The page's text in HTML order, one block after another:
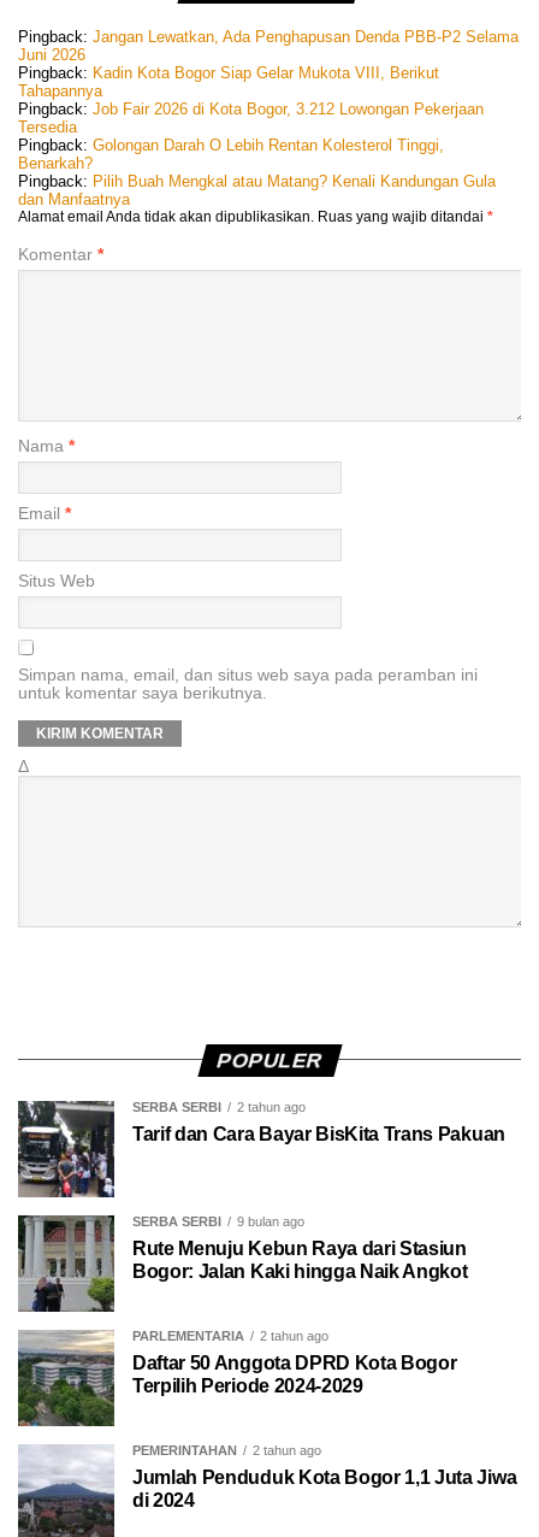
Pingback: Jangan Lewatkan, Ada Penghapusan Denda PBB-P2 Selama
Juni 2026
Pingback: Kadin Kota Bogor Siap Gelar Mukota VIII, Berikut
Tahapannya
Pingback: Job Fair 2026 di Kota Bogor, 3.212 Lowongan Pekerjaan
Tersedia
Pingback: Golongan Darah O Lebih Rentan Kolesterol Tinggi,
Benarkah?
Pingback: Pilih Buah Mengkal atau Matang? Kenali Kandungan Gula
dan Manfaatnya
Alamat email Anda tidak akan dipublikasikan. Ruas yang wajib ditandai *
Komentar *
Nama *
Email *
Situs Web
Simpan nama, email, dan situs web saya pada peramban ini
untuk komentar saya berikutnya.
Δ
POPULER
SERBA SERBI 2 tahun ago
Tarif dan Cara Bayar BisKita Trans Pakuan
SERBA SERBI 9 bulan ago
Rute Menuju Kebun Raya dari Stasiun
Bogor: Jalan Kaki hingga Naik Angkot
PARLEMENTARIA 2 tahun ago
Daftar 50 Anggota DPRD Kota Bogor
Terpilih Periode 2024-2029
PEMERINTAHAN 2 tahun ago
Jumlah Penduduk Kota Bogor 1,1 Juta Jiwa
di 2024